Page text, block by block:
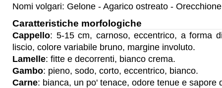
Nomi volgari: Gelone - Agarico ostreato -
Caratteristiche morfologiche
Cappello: 5-15 cm, carnoso, eccentrico, a forma
liscio, colore variabile bruno, margine involuto.
Lamelle: fitte e decorrenti, bianco crema.
Gambo: pieno, sodo, corto, eccentrico, bianco.
Carne: bianca, un po' tenace, odore tenue e sapore